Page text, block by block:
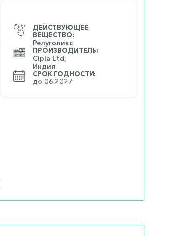
ДЕЙСТВУЮЩЕЕ
ВЕЩЕСТВО:
Релуголикс
ПРОИЗВОДИТЕЛЬ:
Cipla Ltd,
Индия
СРОК ГОДНОСТИ:
до 06.2027